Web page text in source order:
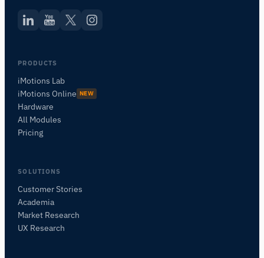
PRODUCTS
iMotions Lab
iMotions Online NEW
Hardware
All Modules
Pricing
SOLUTIONS
Customer Stories
Academia
Market Research
UX Research